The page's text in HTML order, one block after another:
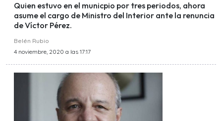
Quien estuvo en el municpio por tres periodos, ahora
asume el cargo de Ministro del Interior ante la renuncia
de Víctor Pérez.
Belén Rubio
4 noviembre, 2020 a las 17:17